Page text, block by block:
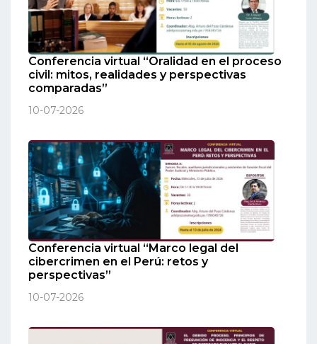
Conferencia virtual “Oralidad en el proceso
civil: mitos, realidades y perspectivas
comparadas”
10-07-2026
Conferencia virtual “Marco legal del
cibercrimen en el Perú: retos y
perspectivas”
10-07-2026